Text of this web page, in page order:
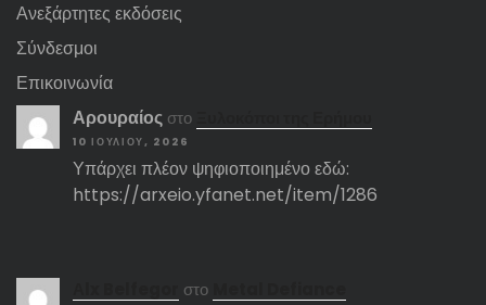
Ανεξάρτητες εκδόσεις
Σύνδεσμοι
Επικοινωνία
Αρουραίος στο
10 ΙΟΥΛΊΟΥ, 2026
Υπάρχει πλέον ψηφιοποιημένο εδώ:
https://arxeio.yfanet.net/item/1286
στο